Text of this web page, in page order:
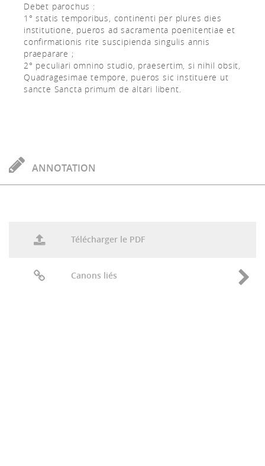
Debet parochus :
1° statis temporibus, continenti per plures dies
institutione, pueros ad sacramenta poenitentiae et
confirmationis rite suscipienda singulis annis
praeparare ;
2° peculiari omnino studio, praesertim, si nihil obsit,
Quadragesimae tempore, pueros sic instituere ut
sancte Sancta primum de altari libent.
ANNOTATION
Télécharger le PDF
Canons liés